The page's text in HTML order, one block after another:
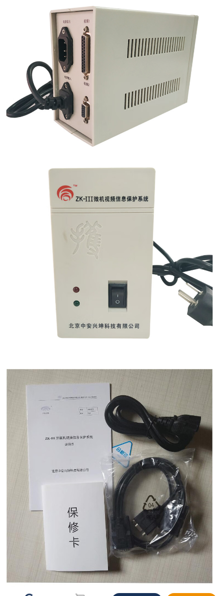
当前优惠
使用如下优惠，预计当前券后价 1820.00
关闭